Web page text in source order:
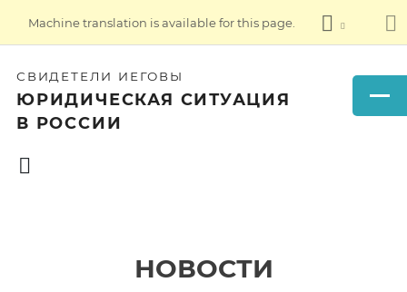
Machine translation is available for this page.
СВИДЕТЕЛИ ИЕГОВЫ
ЮРИДИЧЕСКАЯ СИТУАЦИЯ
В РОССИИ
НОВОСТИ